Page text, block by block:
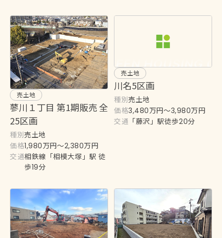
売土地
蓼川１丁目 第1期販売 全
25区画
種別売土地
価格1,980万円〜2,380万円
交通相鉄線「相模大塚」駅 徒
歩19分
売土地
川名5区画
種別売土地
価格3,480万円〜3,980万円
交通 「藤沢」駅徒歩20分